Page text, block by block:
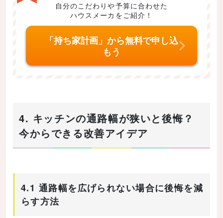
自分のこだわりや予算に合わせた
ハウスメーカをご紹介！
「持ち家計画」から無料で申し込
もう
4. キッチンの通路幅が狭いと後悔？
今からできる改善アイデア
4.1 通路幅を広げられない場合に後悔を減
らす方法